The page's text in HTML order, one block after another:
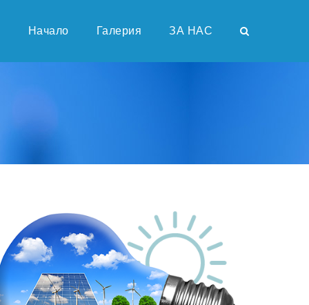
Начало Галерия ЗА НАС